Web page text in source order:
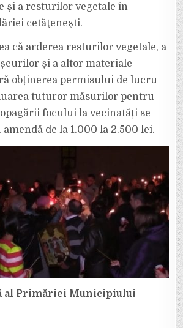
şi a resturilor vegetale în
cetăţeneşti.
că arderea resturilor vegetale, a
și a altor materiale
obținerea permisului de lucru
tuturor măsurilor pentru
focului la vecinatăți se
de la 1.000 la 2.500 lei.
al Primăriei Municipiului